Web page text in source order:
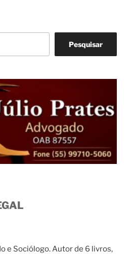
Pesquisar
e Sociólogo. Autor de 6 livros,